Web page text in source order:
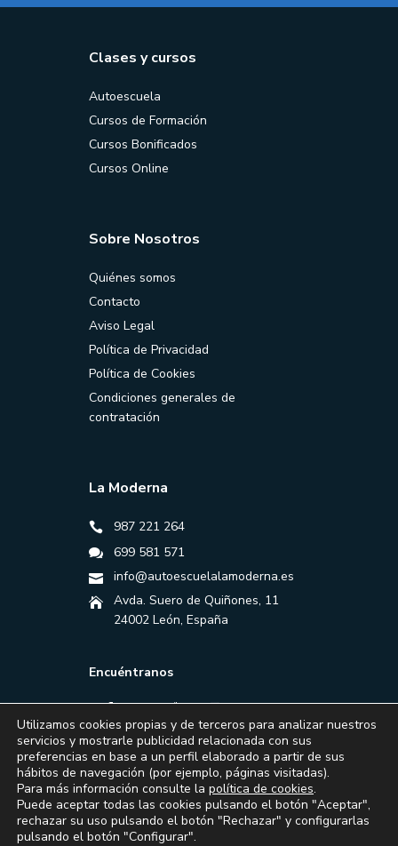
Clases y cursos
Autoescuela
Cursos de Formación
Cursos Bonificados
Cursos Online
Sobre Nosotros
Quiénes somos
Contacto
Aviso Legal
Política de Privacidad
Política de Cookies
Condiciones generales de
contratación
La Moderna
987 221 264
699 581 571
info@autoescuelalamoderna.es
Avda. Suero de Quiñones, 11
24002 León, España
Encuéntranos
Utilizamos cookies propias y de terceros para analizar nuestros
servicios y mostrarle publicidad relacionada con sus
preferencias en base a un perfil elaborado a partir de sus
hábitos de navegación (por ejemplo, páginas visitadas).
Para más información consulte la política de cookies.
Puede aceptar todas las cookies pulsando el botón "Aceptar",
rechazar su uso pulsando el botón "Rechazar" y configurarlas
pulsando el botón "Configurar".